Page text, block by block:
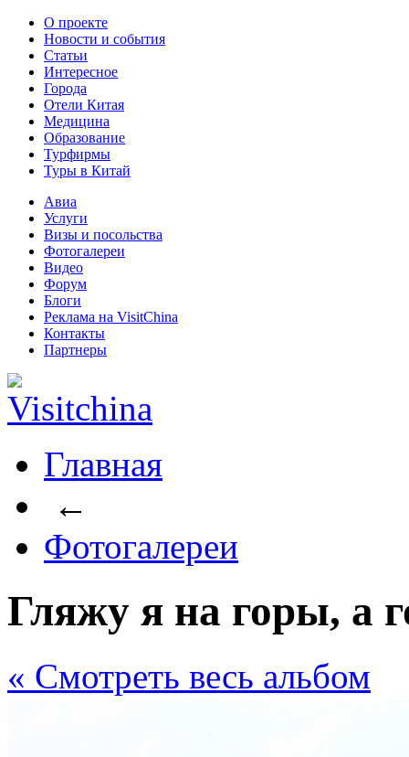
О проекте
Новости и события
Статьи
Интересное
Города
Отели Китая
Медицина
Образование
Турфирмы
Туры в Китай
Авиа
Услуги
Визы и посольства
Фотогалереи
Видео
Форум
Блоги
Реклама на VisitChina
Контакты
Партнеры
Главная
←
Фотогалереи
Гляжу я на горы, а
« Cмотреть весь альбом